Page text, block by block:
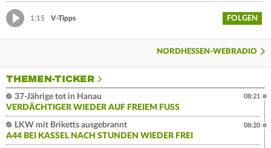
1:15 V-Tipps FOLGEN
NORDHESSEN-WEBRADIO
THEMEN-TICKER
37-Jährige tot in Hanau
VERDÄCHTIGER WIEDER AUF FREIEM FUSS
08:21
LKW mit Briketts ausgebrannt
A44 BEI KASSEL NACH STUNDEN WIEDER FREI
08:20